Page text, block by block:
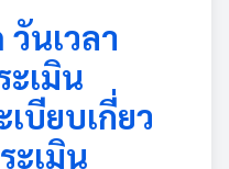
นเวลา
เมิน
บียบเกี่ยว
ะเมิน